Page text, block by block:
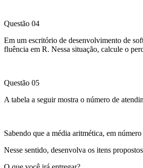
​Questão 04
Em um escritório de desenvolvimento de
fluência em R. Nessa situação, calcule o
Questão 05
A tabela a seguir mostra o número de
​Sabendo que a média aritmética, em
Nesse sentido, desenvolva os itens